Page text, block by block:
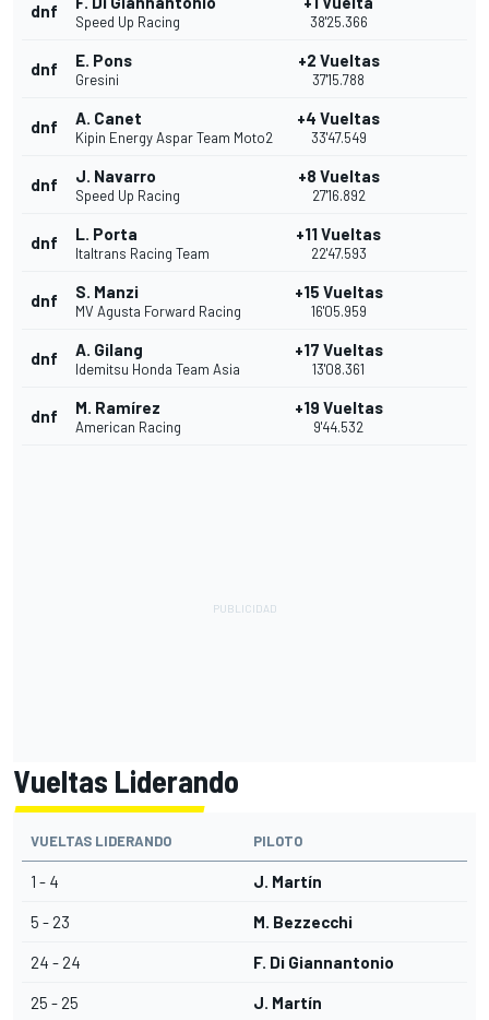
dnf
Speed Up Racing 38'25.366
dnf E. Pons
Gresini
+2 Vueltas
37'15.788
dnf A. Canet
Kipin Energy Aspar Team Moto2
+4 Vueltas
33'47.549
dnf J. Navarro
Speed Up Racing
+8 Vueltas
27'16.892
dnf L. Porta
Italtrans Racing Team
+11 Vueltas
22'47.593
dnf S. Manzi
MV Agusta Forward Racing
+15 Vueltas
16'05.959
dnf A. Gilang
Idemitsu Honda Team Asia
+17 Vueltas
13'08.361
dnf M. Ramírez
American Racing
+19 Vueltas
9'44.532
Vueltas Liderando
VUELTAS LIDERANDO PILOTO
1 - 4 J. Martín
5 - 23 M. Bezzecchi
24 - 24 F. Di Giannantonio
25 - 25 J. Martín